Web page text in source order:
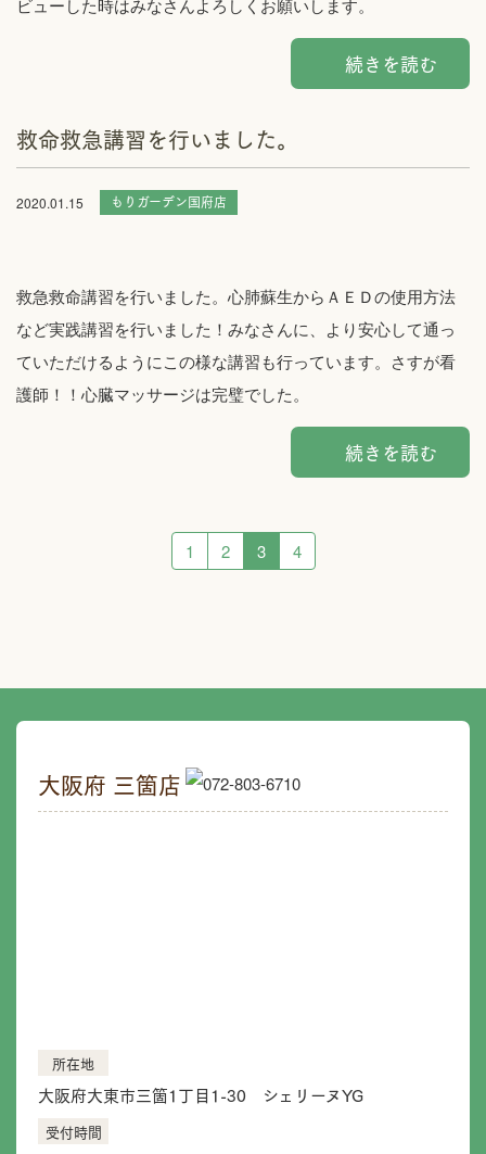
ビューした時はみなさんよろしくお願いします。
続きを読む
救命救急講習を行いました。
2020.01.15 もりガーデン国府店
救急救命講習を行いました。心肺蘇生からＡＥＤの使用方法
など実践講習を行いました！みなさんに、より安心して通っ
ていただけるようにこの様な講習も行っています。さすが看
護師！！心臓マッサージは完璧でした。
続きを読む
1 2 3 4
大阪府 三箇店
所在地
大阪府大東市三箇1丁目1-30 シェリーヌYG
受付時間